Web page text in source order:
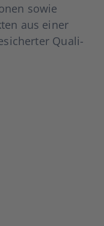
sowie
aus einer
Qua­li­